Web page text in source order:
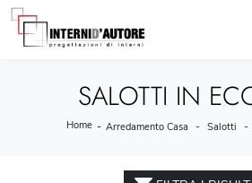
SALOTTI IN
Home - Arredamento Casa - Salotti -